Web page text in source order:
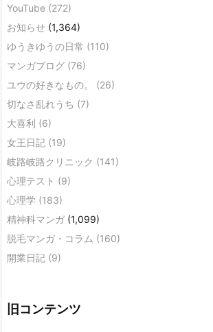
YouTube (272)
お知らせ (1,364)
ゆうきゆうの日常 (110)
マンガブログ (76)
ユウの好きなもの。 (26)
切なさ乱れうち (7)
大喜利 (6)
女王日記 (19)
岐路岐路クリニック (141)
心理テスト (9)
心理学 (183)
精神科マンガ (1,099)
脱毛マンガ・コラム (160)
開業日記 (9)
旧コンテンツ